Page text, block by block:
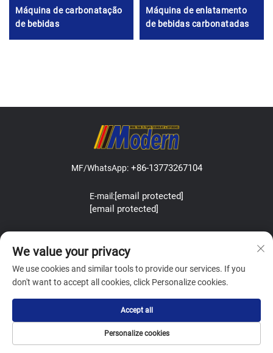
Máquina de carbonatação
de bebidas
Máquina de enlatamento
de bebidas carbonatadas
MF/WhatsApp:+86-13773267104
E-mail: [email protected]
[email protected]
Política de Privacidade
We value your privacy
We use cookies and similar tools to provide our services. If you
don't want to accept all cookies, click Personalize cookies.
Personalize cookies
Accept all